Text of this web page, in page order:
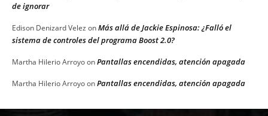
de ignorar
Edison Denizard Velez onMás allá de Jackie Espinosa: ¿Falló el
sistema de controles del programa Boost 2.0?
Martha Hilerio ArroyoonPantallas encendidas, atención apagada
Martha Hilerio ArroyoonPantallas encendidas, atención apagada